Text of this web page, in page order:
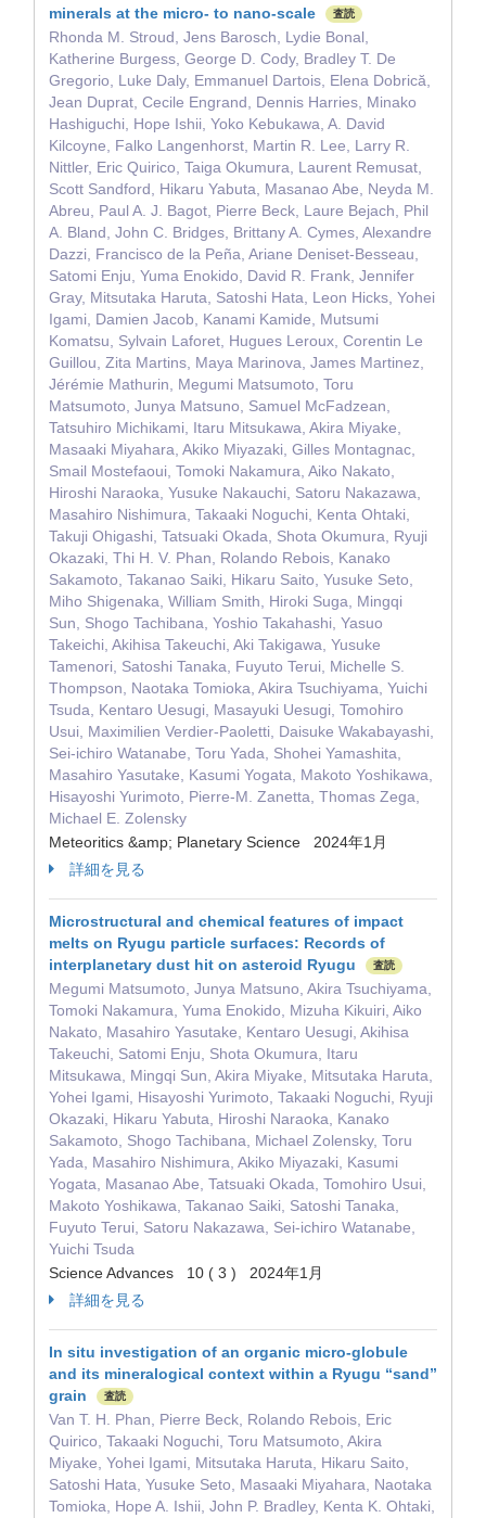
minerals at the micro‐ to nano‐scale 査読
Rhonda M. Stroud, Jens Barosch, Lydie Bonal,
Katherine Burgess, George D. Cody, Bradley T. De
Gregorio, Luke Daly, Emmanuel Dartois, Elena Dobrică,
Jean Duprat, Cecile Engrand, Dennis Harries, Minako
Hashiguchi, Hope Ishii, Yoko Kebukawa, A. David
Kilcoyne, Falko Langenhorst, Martin R. Lee, Larry R.
Nittler, Eric Quirico, Taiga Okumura, Laurent Remusat,
Scott Sandford, Hikaru Yabuta, Masanao Abe, Neyda M.
Abreu, Paul A. J. Bagot, Pierre Beck, Laure Bejach, Phil
A. Bland, John C. Bridges, Brittany A. Cymes, Alexandre
Dazzi, Francisco de la Peña, Ariane Deniset‐Besseau,
Satomi Enju, Yuma Enokido, David R. Frank, Jennifer
Gray, Mitsutaka Haruta, Satoshi Hata, Leon Hicks, Yohei
Igami, Damien Jacob, Kanami Kamide, Mutsumi
Komatsu, Sylvain Laforet, Hugues Leroux, Corentin Le
Guillou, Zita Martins, Maya Marinova, James Martinez,
Jérémie Mathurin, Megumi Matsumoto, Toru
Matsumoto, Junya Matsuno, Samuel McFadzean,
Tatsuhiro Michikami, Itaru Mitsukawa, Akira Miyake,
Masaaki Miyahara, Akiko Miyazaki, Gilles Montagnac,
Smail Mostefaoui, Tomoki Nakamura, Aiko Nakato,
Hiroshi Naraoka, Yusuke Nakauchi, Satoru Nakazawa,
Masahiro Nishimura, Takaaki Noguchi, Kenta Ohtaki,
Takuji Ohigashi, Tatsuaki Okada, Shota Okumura, Ryuji
Okazaki, Thi H. V. Phan, Rolando Rebois, Kanako
Sakamoto, Takanao Saiki, Hikaru Saito, Yusuke Seto,
Miho Shigenaka, William Smith, Hiroki Suga, Mingqi
Sun, Shogo Tachibana, Yoshio Takahashi, Yasuo
Takeichi, Akihisa Takeuchi, Aki Takigawa, Yusuke
Tamenori, Satoshi Tanaka, Fuyuto Terui, Michelle S.
Thompson, Naotaka Tomioka, Akira Tsuchiyama, Yuichi
Tsuda, Kentaro Uesugi, Masayuki Uesugi, Tomohiro
Usui, Maximilien Verdier‐Paoletti, Daisuke Wakabayashi,
Sei‐ichiro Watanabe, Toru Yada, Shohei Yamashita,
Masahiro Yasutake, Kasumi Yogata, Makoto Yoshikawa,
Hisayoshi Yurimoto, Pierre‐M. Zanetta, Thomas Zega,
Michael E. Zolensky
Meteoritics &amp; Planetary Science 2024年1月
詳細を見る
Microstructural and chemical features of impact
melts on Ryugu particle surfaces: Records of
interplanetary dust hit on asteroid Ryugu
査読
Megumi Matsumoto, Junya Matsuno, Akira Tsuchiyama,
Tomoki Nakamura, Yuma Enokido, Mizuha Kikuiri, Aiko
Nakato, Masahiro Yasutake, Kentaro Uesugi, Akihisa
Takeuchi, Satomi Enju, Shota Okumura, Itaru
Mitsukawa, Mingqi Sun, Akira Miyake, Mitsutaka Haruta,
Yohei Igami, Hisayoshi Yurimoto, Takaaki Noguchi, Ryuji
Okazaki, Hikaru Yabuta, Hiroshi Naraoka, Kanako
Sakamoto, Shogo Tachibana, Michael Zolensky, Toru
Yada, Masahiro Nishimura, Akiko Miyazaki, Kasumi
Yogata, Masanao Abe, Tatsuaki Okada, Tomohiro Usui,
Makoto Yoshikawa, Takanao Saiki, Satoshi Tanaka,
Fuyuto Terui, Satoru Nakazawa, Sei-ichiro Watanabe,
Yuichi Tsuda
Science Advances 10 ( 3 ) 2024年1月
詳細を見る
In situ investigation of an organic micro‐globule
and its mineralogical context within a Ryugu “sand”
grain
査読
Van T. H. Phan, Pierre Beck, Rolando Rebois, Eric
Quirico, Takaaki Noguchi, Toru Matsumoto, Akira
Miyake, Yohei Igami, Mitsutaka Haruta, Hikaru Saito,
Satoshi Hata, Yusuke Seto, Masaaki Miyahara, Naotaka
Tomioka, Hope A. Ishii, John P. Bradley, Kenta K. Ohtaki,